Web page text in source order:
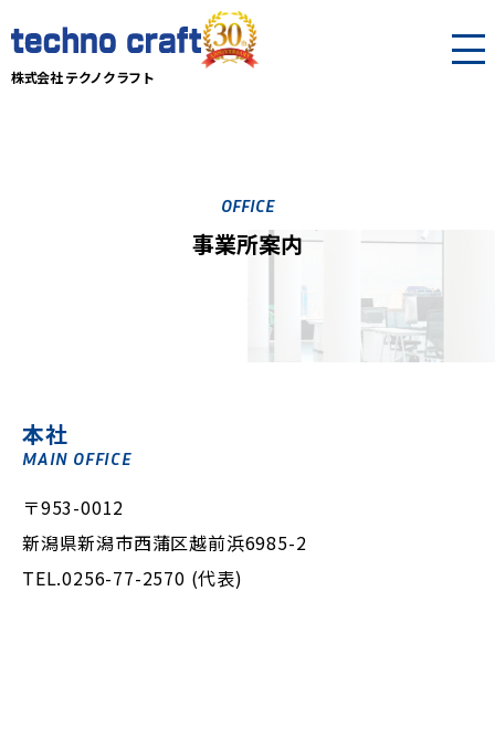
株式会社 テクノクラフト
事業所案内
OFFICE
本社
MAIN OFFICE
〒953-0012
新潟県新潟市西蒲区越前浜6985-2
TEL.0256-77-2570 (代表)